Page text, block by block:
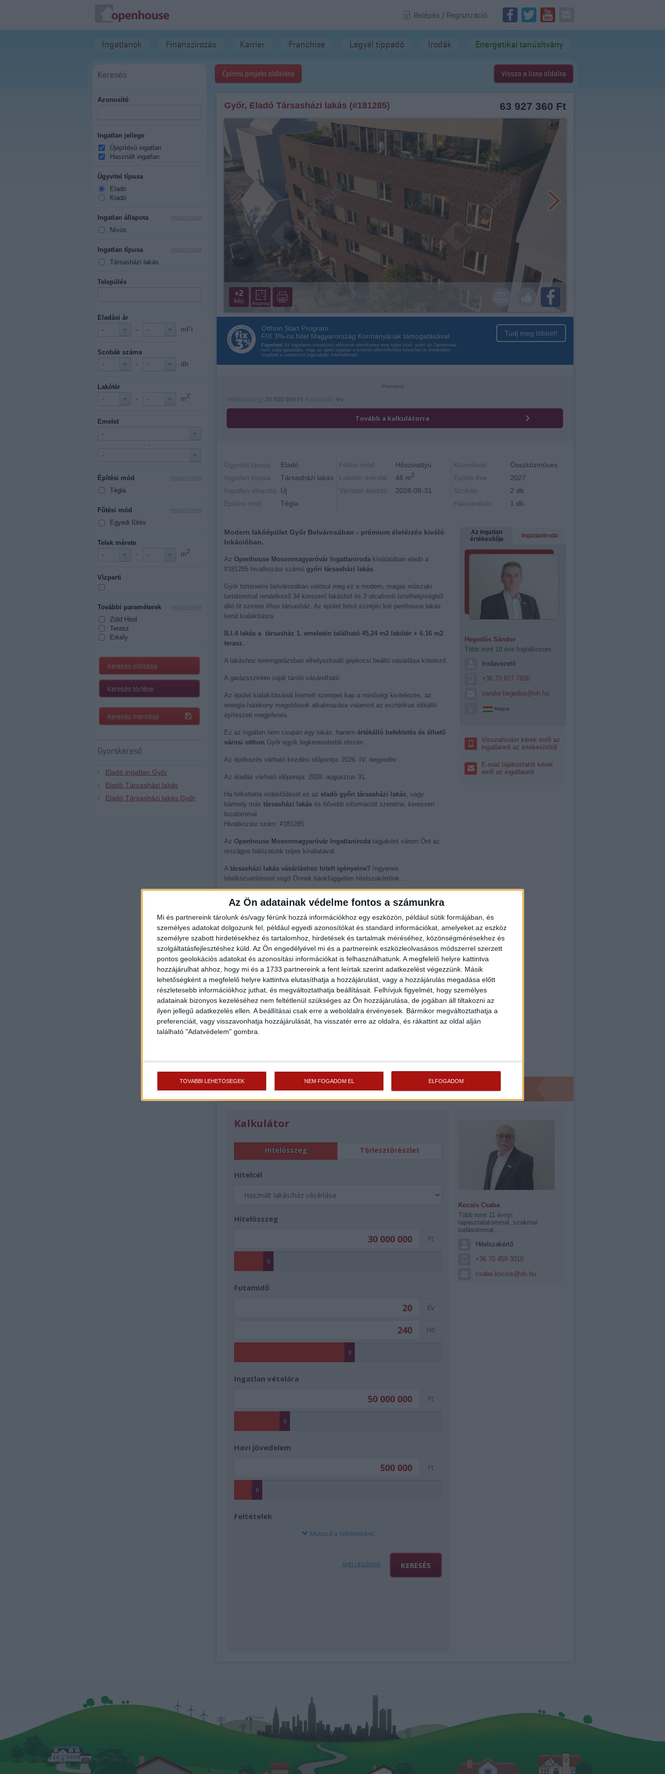
Az Ön adatainak védelme fontos a számunkra
Mi és partnereink tárolunk és/vagy férünk hozzá információkhoz egy eszközön, például sütik formájában, és
személyes adatokat dolgozunk fel, például egyedi azonosítókat és standard információkat, amelyeket az eszköz
személyre szabott hirdetésekhez és tartalomhoz, hirdetések és tartalmak méréséhez, közönségmérésekhez és
szolgáltatásfejlesztéshez küld. Az Ön engedélyével mi és a partnereink eszközleolvasásos módszerrel szerzett
pontos geolokációs adatokat és azonosítási információkat is felhasználhatunk. A megfelelő helyre kattintva
hozzájárulhat ahhoz, hogy mi és a 1733 partnereink a fent leírtak szerint adatkezelést végezzünk. Másik
lehetőségként a megfelelő helyre kattintva elutasíthatja a hozzájárulást, vagy a hozzájárulás megadása előtt
részletesebb információkhoz juthat, és megváltoztathatja beállításait. Felhívjuk figyelmét, hogy személyes
adatainak bizonyos kezeléséhez nem feltétlenül szükséges az Ön hozzájárulása, de jogában áll tiltakozni az
ilyen jellegű adatkezelés ellen. A beállításai csak erre a weboldalra érvényesek. Bármikor megváltoztathatja a
preferenciáit, vagy visszavonhatja hozzájárulását, ha visszatér erre az oldalra, és rákattint az oldal alján
található "Adatvédelem" gombra.
TOVÁBBI LEHETŐSÉGEK NEM FOGADOM EL ELFOGADOM
Belépés / Regisztráció
Ingatlanok Finanszírozás Karrier Franchise Legyél tippadó Irodák Energetikai tanúsítvány
Keresés
Azonosító
Ingatlan jellege
Újépítésű ingatlan
Használt ingatlan
Ügyvitel típusa
Eladó
Kiadó
Ingatlan állapota
Nívós
Ingatlan típusa
Társasházi lakás
Település
Eladási ár
- - - mFt
Szobák száma
- - - db
Lakótér
- - - m2
Emelet
-
-
-
Építési mód
Tégla
Fűtési mód
Egyedi fűtés
Telek mérete
- - - m2
Vízparti
További paraméterek
Zöld Hitel
Terasz
Erkély
Keresés indítása
Keresés törlése
Keresés mentése
Gyorskereső
Eladó ingatlan Győr
Eladó Társasházi lakás
Eladó Társasházi lakás Győr
Építési projekt oldalára Vissza a lista oldalra
63 927 360 Ft
Győr, Eladó Társasházi lakás (#181285)
+2
kép Alaprajz
Otthon Start Program
FIX 3%-os hitel Magyarország Kormányának támogatásával
Tudj meg többet!
Figyelem! Az ingatlanra vonatkozó előírások ellenőrzése nem teljes körű, ezért az Openhouse
nem tudja garantálni, hogy az adott ingatlan a konkrét előminősítést követően is mindenben
megfelel a vonatkozó jogszabályi feltételeknek.
Ügyvitel típusa:
Eladó
Ingatlan típusa:
Társasházi lakás
Ingatlan állapota:
Új
Építési mód:
Tégla
Fűtési mód:
Hőszivattyú
Lakótér mérete:
48 m2
Várható átadás: 2028-08-31
Közművek:
Összközműves
Építés éve:
2027
Szobák:
2 db
Hálószobák:
1 db
Modern lakóépület Győr Belvárosában - prémium életérzés kiváló
lokációban.
Az Openhouse Mosonmagyaróvár Ingatlaniroda kínálatában eladó a
#181285 hivatkozási számú győri társasházi lakás
Győr történelmi belvárosában valósul meg ez a modern, magas műszaki
tartalommal rendelkező 34 korszerű lakásból és 3 utcafronti üzlethelyiségből
álló öt szintes liftes társasház. Az épület felső szintjén két penthouse lakás
kerül kialakításra.
B.I.4 lakás a társasház 1. emeletén található 45,24 m2 lakótér + 6.16 m2
terasz.
A lakáshoz teremgarázsban elhelyezkedő gépkocsi beálló vásárlása kötelező.
A garázsszinten saját tároló vásárolható.
Az épület kialakításánál kiemelt szerepet kap a minőségi kivitelezés, az
energia hatékony megoldások alkalmazása valamint az esztétikus időtálló
építészeti megjelenés.
Ez az ingatlan nem csupán egy lakás, hanem értékálló befektetés és élhető
városi otthon Győr egyik legkeresettebb részén.
Az építkezés várható kezdési időpontja: 2026. IV. negyedév
Az átadás várható időpontja: 2028. augusztus 31.
Ha felkeltette érdeklődését ez az eladó győri társasházi lakás , vagy
bármely más társasházi lakás és bővebb információt szeretne, keressen
bizalommal.
Hivatkozási szám: #181285
Az Openhouse Mosonmagyaróvár Ingatlaniroda tagjaként várom Önt az
országos hálózatunk teljes kínálatával.
A társasházi lakás vásárláshoz hitelt igényelne? Ingyenes
hitelközvetítéssel segít Önnek bankfüggetlen hitelszakértőnk.
háttér) is segítjük Önt a vásárlásban.
Az otthon érték. Az ingatlan üzlet.
Helyiségek
Helyiség Alapterület Padlóburkolat
Amerikai konyha 27.66 m2 Burkolat nélküli
Szoba 10.59 m2 Burkolat nélküli
Fürdő 2
Terasz 6.16 m Kőburkolat
Az ingatlan
értékesítője
Ingatlaniroda
Hegedűs Sándor
Több mint 10 éve foglalkozom...
Irodavezető
+36 70 977 7830
sandor.hegedus@oh.hu
Magyar
Visszahívást kérek erről az
ingatlanról az értékesítőtől
E-mail tájékoztatót kérek
erről az ingatlanról
Finanszírozás
Kocsis Csaba
Több mint 11 évnyi
tapasztalatommal, szakmai
tudásommal,...
Hitelszakértő
+36 70 459 3010
csaba.kocsis@oh.hu